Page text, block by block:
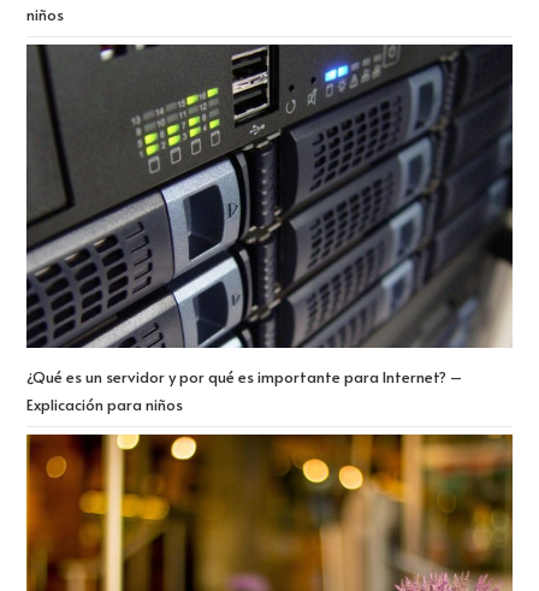
niños
¿Qué es un servidor y por qué es importante para Internet? –
Explicación para niños